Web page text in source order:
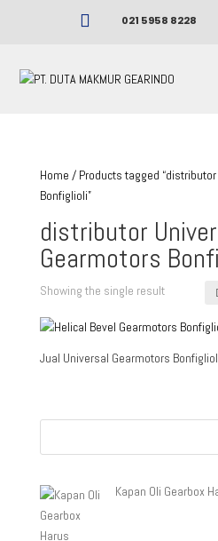
 021 5958 8228
Home / Products tagged
Bonfiglioli”
distributor
Gearmotors
Showing the single result
Jual Universal Gearmotors
Kapan Oli Gearbox